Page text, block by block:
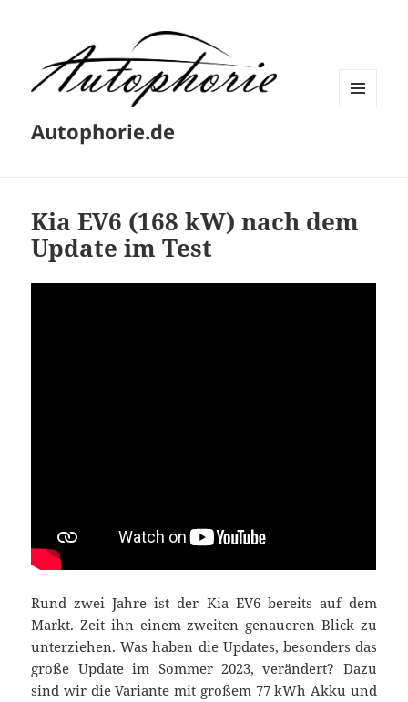
Autophorie.de
Kia EV6 (168 kW) nach dem
Update im Test
Rund zwei Jahre ist der Kia EV6 bereits auf dem
Markt. Zeit ihn einem zweiten genaueren Blick zu
unterziehen. Was haben die Updates, besonders das
große Update im Sommer 2023, verändert? Dazu
sind wir die Variante mit großem 77 kWh Akku und